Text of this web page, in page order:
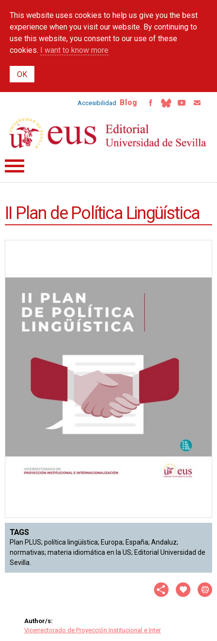
main
content
This website uses cookies to help us give you the best
experience when you visit our website. By continuing to
use this website, you consent to our use of these
cookies. I want to know more
Accesibilidad Blog
II Plan de Política Lingüística
TAGS
Plan PLUS; política lingüística; Europa; España; Andaluz;
normativas; materia idiomática en la US; Editorial Universidad de
Sevilla.
Author/s:
Vicerrectorado de Proyección Institucional e Inter